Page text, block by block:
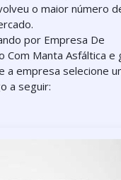
o maior número
por Empresa De
Com Manta Asfáltica e
a empresa selecione
a seguir: